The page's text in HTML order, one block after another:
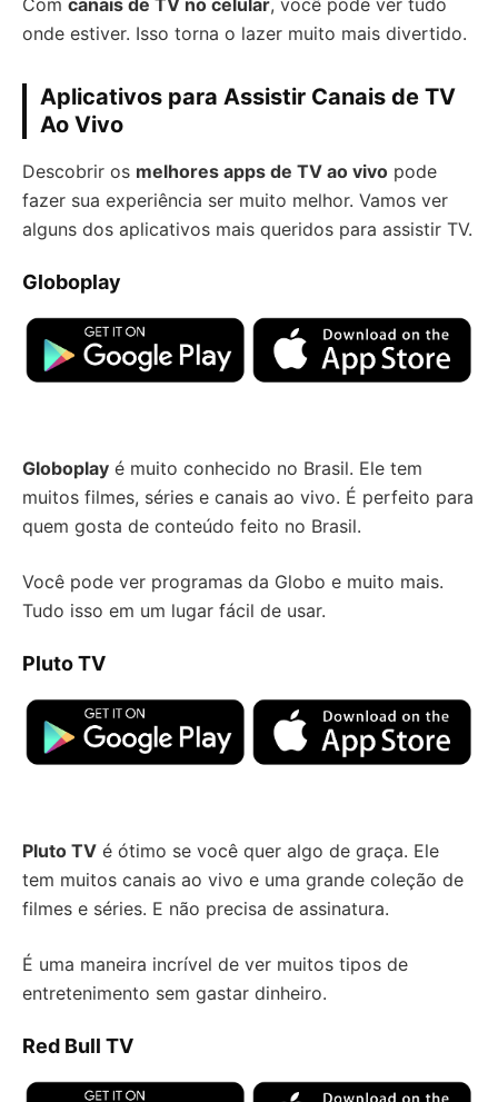
Com canais de TV no celular, você pode ver tudo
onde estiver. Isso torna o lazer muito mais divertido.
Aplicativos para Assistir Canais de TV
Ao Vivo
Descobrir os melhores apps de TV ao vivo pode
fazer sua experiência ser muito melhor. Vamos ver
alguns dos aplicativos mais queridos para assistir TV.
Globoplay
Globoplay é muito conhecido no Brasil. Ele tem
muitos filmes, séries e canais ao vivo. É perfeito para
quem gosta de conteúdo feito no Brasil.
Você pode ver programas da Globo e muito mais.
Tudo isso em um lugar fácil de usar.
Pluto TV
Pluto TV é ótimo se você quer algo de graça. Ele
tem muitos canais ao vivo e uma grande coleção de
filmes e séries. E não precisa de assinatura.
É uma maneira incrível de ver muitos tipos de
entretenimento sem gastar dinheiro.
Red Bull TV